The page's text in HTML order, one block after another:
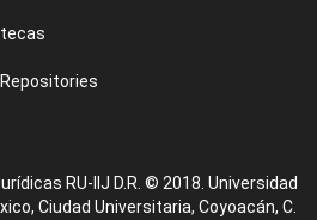
RU-IIJ D.R. © 2018. Universidad
Ciudad Universitaria, Coyoacán, C.